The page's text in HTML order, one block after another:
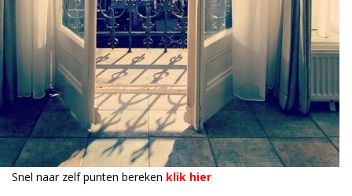
Snel naar zelf punten bereken klik hier